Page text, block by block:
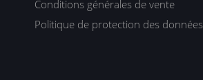
Conditions générales de vente
Politique de protection des données